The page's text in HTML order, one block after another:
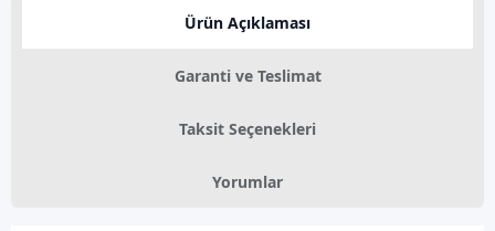
Ürün Açıklaması
Garanti ve Teslimat
Taksit Seçenekleri
Yorumlar